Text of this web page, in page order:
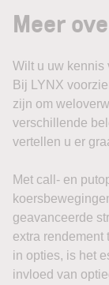
Meer
Wilt u uw kennis
Bij LYNX
zijn om
verschillende
vertellen u er
Met call- en
geavanceerde
extra rendement
in opties, is het
invloed van